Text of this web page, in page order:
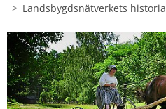
Landsbygdsnätverkets historia